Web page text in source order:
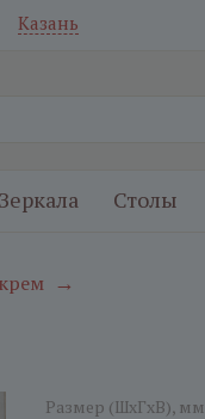
Казань
Зеркала Столы
→
Размер (ШxГxВ), мм